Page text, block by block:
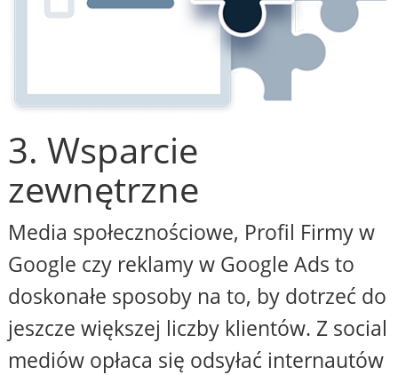
3. Wsparcie
zewnętrzne
Media społecznościowe, Profil Firmy w
Google czy reklamy w Google Ads to
doskonałe sposoby na to, by dotrzeć do
jeszcze większej liczby klientów. Z social
mediów opłaca się odsyłać internautów